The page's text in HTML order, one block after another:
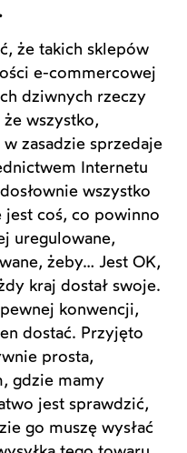
że takich sklepów
e-commercowej
dziwnych rzeczy
wszystko,
zasadzie sprzedaje
Internetu
wszystko
jest coś, co powinno
uregulowane,
żeby… Jest OK,
kraj dostał swoje.
konwencji,
dostać. Przyjęto
prosta,
gdzie mamy
jest sprawdzić,
go muszę wysłać